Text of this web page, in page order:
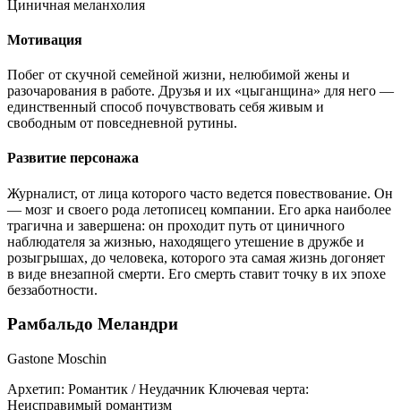
Циничная меланхолия
Мотивация
Побег от скучной семейной жизни, нелюбимой жены и
разочарования в работе. Друзья и их «цыганщина» для него —
единственный способ почувствовать себя живым и
свободным от повседневной рутины.
Развитие персонажа
Журналист, от лица которого часто ведется повествование. Он
— мозг и своего рода летописец компании. Его арка наиболее
трагична и завершена: он проходит путь от циничного
наблюдателя за жизнью, находящего утешение в дружбе и
розыгрышах, до человека, которого эта самая жизнь догоняет
в виде внезапной смерти. Его смерть ставит точку в их эпохе
беззаботности.
Рамбальдо Меландри
Gastone Moschin
Архетип: Романтик / Неудачник Ключевая черта:
Неисправимый романтизм